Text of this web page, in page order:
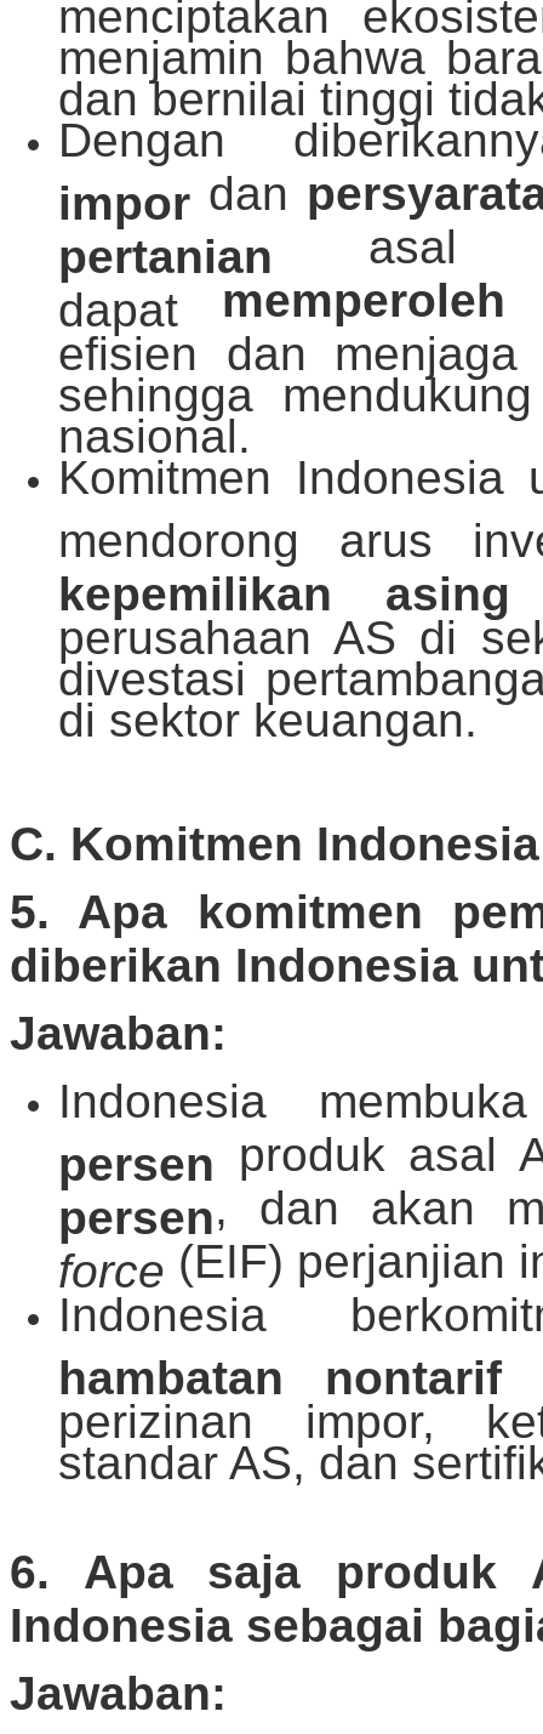
menciptakan
menjamin bahwa
dan bernilai tinggi
Dengan
impor dan
pertanian asal
dapat
efisien dan menjaga
sehingga
nasional.
Komitmen Indonesia
mendorong arus
kepemilikan asing
perusahaan AS di
divestasi
di sektor keuangan.
C. Komitmen
5. Apa komitmen
diberikan Indonesia
Jawaban:
Indonesia
persen produk asal
persen, dan akan
force (EIF) perjanjian
Indonesia
hambatan nontarif
perizinan impor,
standar AS, dan
6. Apa saja produk
Indonesia sebagai
Jawaban: